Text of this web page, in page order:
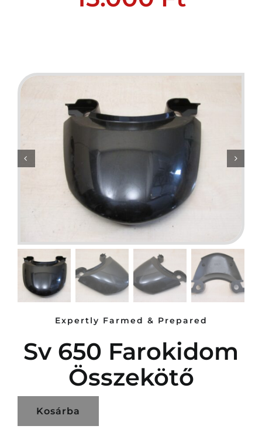
Expertly Farmed & Prepared
Sv 650 Farokidom
Összekötő
Kosárba